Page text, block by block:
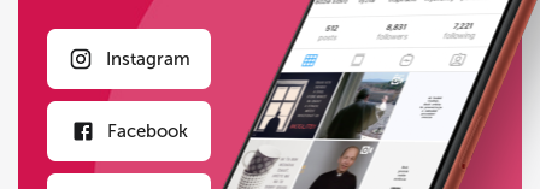
Instagram
Facebook